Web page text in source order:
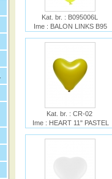
Kat. br. : B095006L
Ime : BALON LINKS B95
Kat. br. : CR-02
Ime : HEART 11" PASTEL